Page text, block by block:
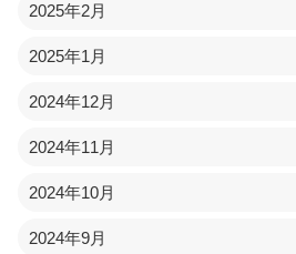
2025年2月
2025年1月
2024年12月
2024年11月
2024年10月
2024年9月